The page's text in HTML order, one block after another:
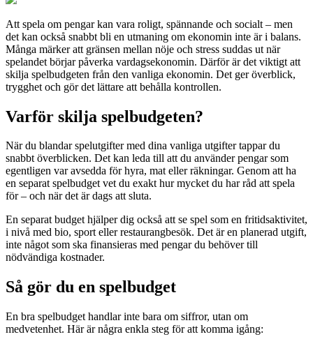
Att spela om pengar kan vara roligt, spännande och socialt – men
det kan också snabbt bli en utmaning om ekonomin inte är i balans.
Många märker att gränsen mellan nöje och stress suddas ut när
spelandet börjar påverka vardagsekonomin. Därför är det viktigt att
skilja spelbudgeten från den vanliga ekonomin. Det ger överblick,
trygghet och gör det lättare att behålla kontrollen.
Varför skilja spelbudgeten?
När du blandar spelutgifter med dina vanliga utgifter tappar du
snabbt överblicken. Det kan leda till att du använder pengar som
egentligen var avsedda för hyra, mat eller räkningar. Genom att ha
en separat spelbudget vet du exakt hur mycket du har råd att spela
för – och när det är dags att sluta.
En separat budget hjälper dig också att se spel som en fritidsaktivitet,
i nivå med bio, sport eller restaurangbesök. Det är en planerad utgift,
inte något som ska finansieras med pengar du behöver till
nödvändiga kostnader.
Så gör du en spelbudget
En bra spelbudget handlar inte bara om siffror, utan om
medvetenhet. Här är några enkla steg för att komma igång: